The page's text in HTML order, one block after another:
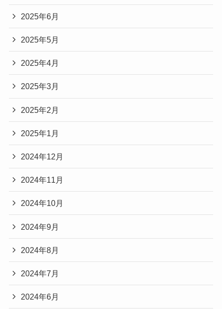
2025年6月
2025年5月
2025年4月
2025年3月
2025年2月
2025年1月
2024年12月
2024年11月
2024年10月
2024年9月
2024年8月
2024年7月
2024年6月